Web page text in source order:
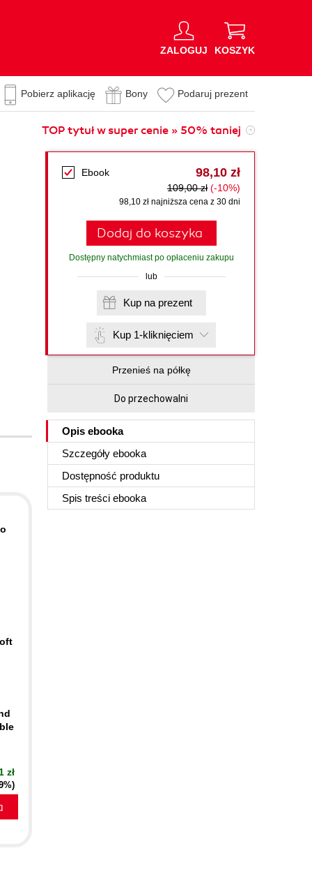
ZALOGUJ KOSZYK
Pobierz aplikację Bony Podaruj prezent
TOP tytuł w super cenie » 50% taniej
Ebook 98,10 zł
109,00 zł (-10%)
98,10 zł najniższa cena z 30 dni
Dodaj do koszyka
Dostępny natychmiast po opłaceniu zakupu
lub
Kup na prezent
Kup 1-kliknięciem
Przenieś na półkę
Do przechowalni
Opis ebooka
Szczegóły ebooka
Dostępność produktu
Spis treści ebooka
zł